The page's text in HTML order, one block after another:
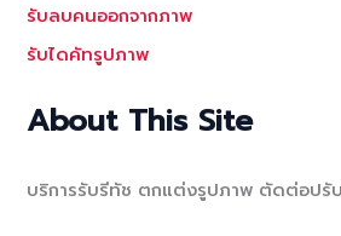
รับลบคนออกจากภาพ
รับไดคัทรูปภาพ
About This Site
บริการรับรีทัช ตกแต่งรูปภาพ ตัดต่อปรั